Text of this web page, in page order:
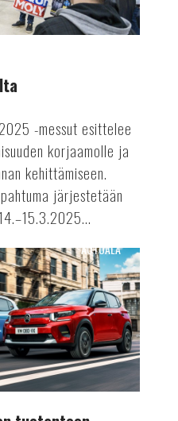
-messut esittelee
korjaamolle ja
kehittämiseen.
järjestetään
AUTOALA